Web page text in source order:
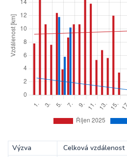
Výzva Celková vzdálenost